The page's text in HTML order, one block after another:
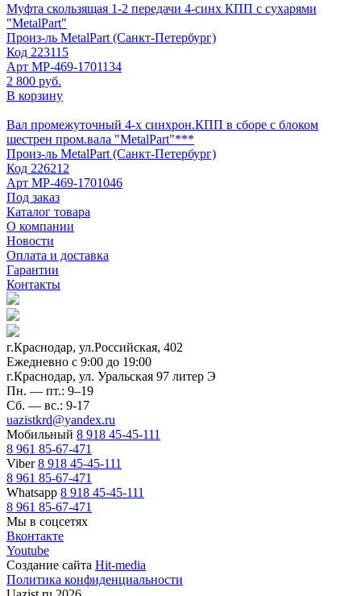
Муфта скользящая 1-2 передачи 4-синх КПП с сухарями
"MetalPart"
Произ-ль MetalPart (Санкт-Петербург)
Код 223115
Арт МР-469-1701134
2 800 руб.
В корзину
Вал промежуточный 4-х синхрон.КПП в сборе с блоком
шестрен пром.вала "MetalPart"***
Произ-ль MetalPart (Санкт-Петербург)
Код 226212
Арт МР-469-1701046
Под заказ
Каталог товара
О компании
Новости
Оплата и доставка
Гарантии
Контакты
г.Краснодар, ул.Российская, 402
Ежедневно c 9:00 до 19:00
г.Краснодар, ул. Уральская 97 литер Э
Пн. — пт.: 9–19
Сб. — вс.: 9-17
uazistkrd@yandex.ru
Мобильный 8 918 45-45-111
8 961 85-67-471
Viber8 918 45-45-111
8 961 85-67-471
Whatsapp 8 918 45-45-111
8 961 85-67-471
Мы в соцсетях
Вконтакте
Youtube
Создание сайта Hit-media
Политика конфиденциальности